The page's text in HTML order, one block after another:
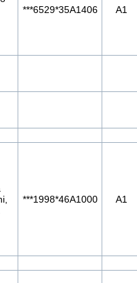
***6529*35A1406 A1
***1998*46A1000 A1